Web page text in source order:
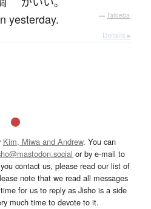
yesterday. — Tatoeba
Details ▸
Kim, Miwa and Andrew. You can
or by e-mail to
contact us, please read our list of
note that we read all messages
for us to reply as Jisho is a side
much time to devote to it.